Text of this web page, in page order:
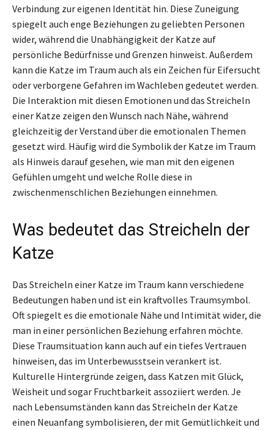
Verbindung zur eigenen Identität hin. Diese Zuneigung
spiegelt auch enge Beziehungen zu geliebten Personen
wider, während die Unabhängigkeit der Katze auf
persönliche Bedürfnisse und Grenzen hinweist. Außerdem
kann die Katze im Traum auch als ein Zeichen für Eifersucht
oder verborgene Gefahren im Wachleben gedeutet werden.
Die Interaktion mit diesen Emotionen und das Streicheln
einer Katze zeigen den Wunsch nach Nähe, während
gleichzeitig der Verstand über die emotionalen Themen
gesetzt wird. Häufig wird die Symbolik der Katze im Traum
als Hinweis darauf gesehen, wie man mit den eigenen
Gefühlen umgeht und welche Rolle diese in
zwischenmenschlichen Beziehungen einnehmen.
Was bedeutet das Streicheln der
Katze
Das Streicheln einer Katze im Traum kann verschiedene
Bedeutungen haben und ist ein kraftvolles Traumsymbol.
Oft spiegelt es die emotionale Nähe und Intimität wider, die
man in einer persönlichen Beziehung erfahren möchte.
Diese Traumsituation kann auch auf ein tiefes Vertrauen
hinweisen, das im Unterbewusstsein verankert ist.
Kulturelle Hintergründe zeigen, dass Katzen mit Glück,
Weisheit und sogar Fruchtbarkeit assoziiert werden. Je
nach Lebensumständen kann das Streicheln der Katze
einen Neuanfang symbolisieren, der mit Gemütlichkeit und